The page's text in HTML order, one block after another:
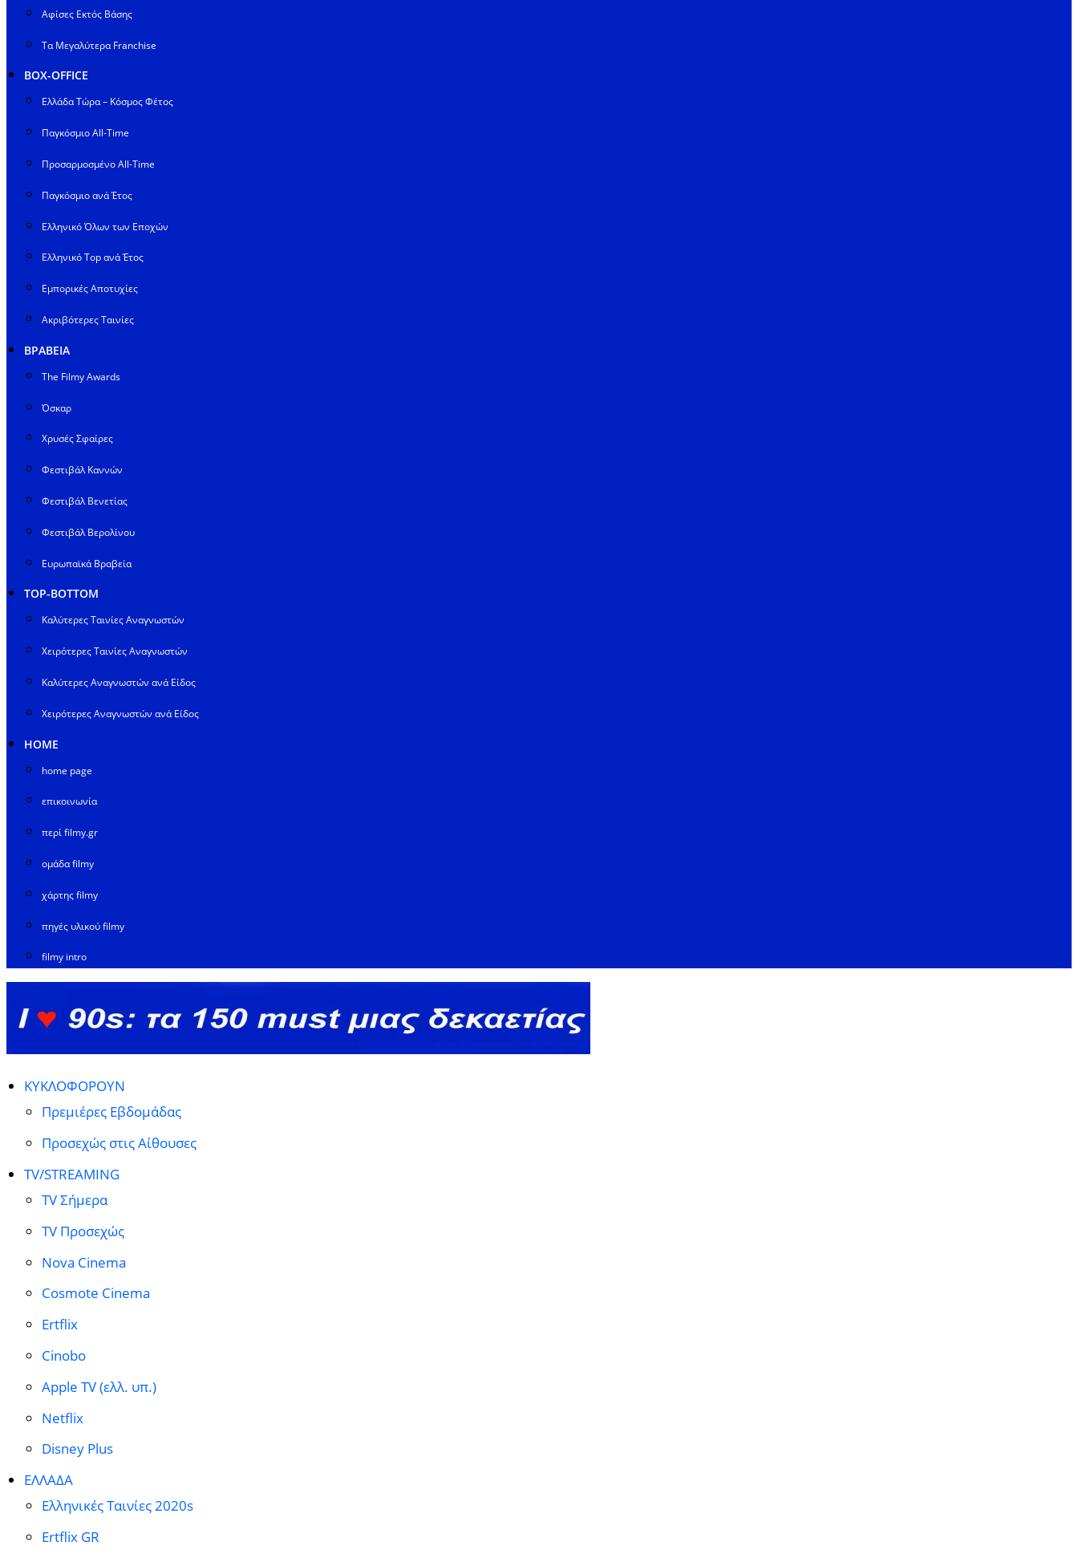
Αφίσες Εκτός Βάσης
Τα Μεγαλύτερα Franchise
BOX-OFFICE
Ελλάδα Τώρα – Κόσμος Φέτος
Παγκόσμιο All-Time
Προσαρμοσμένο All-Time
Παγκόσμιο ανά Έτος
Ελληνικό Όλων των Εποχών
Ελληνικό Top ανά Έτος
Εμπορικές Αποτυχίες
Ακριβότερες Ταινίες
ΒΡΑΒΕΙΑ
The Filmy Awards
Όσκαρ
Χρυσές Σφαίρες
Φεστιβάλ Καννών
Φεστιβάλ Βενετίας
Φεστιβάλ Βερολίνου
Ευρωπαϊκά Βραβεία
TOP-BOTTOM
Καλύτερες Ταινίες Αναγνωστών
Χειρότερες Ταινίες Αναγνωστών
Καλύτερες Αναγνωστών ανά Είδος
Χειρότερες Αναγνωστών ανά Είδος
HOME
home page
επικοινωνία
περί filmy.gr
ομάδα filmy
χάρτης filmy
πηγές υλικού filmy
filmy intro
ΚΥΚΛΟΦΟΡΟΥΝ
Πρεμιέρες Εβδομάδας
Προσεχώς στις Αίθουσες
TV/STREAMING
TV Σήμερα
TV Προσεχώς
Nova Cinema
Cosmote Cinema
Ertflix
Cinobo
Apple TV (ελλ. υπ.)
Netflix
Disney Plus
ΕΛΛΑΔΑ
Ελληνικές Ταινίες 2020s
Ertflix GR